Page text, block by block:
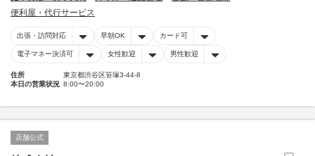
便利屋・代行サービス
出張・訪問対応 早朝OK カード可
電子マネー決済可 女性歓迎 男性歓迎
住所
東京都渋谷区笹塚3-44-8
本日の営業状況 8:00〜20:00
店舗公式